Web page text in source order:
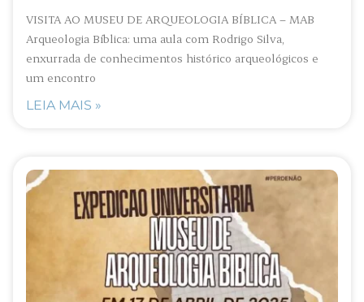
VISITA AO MUSEU DE ARQUEOLOGIA BÍBLICA – MAB
Arqueologia Bíblica: uma aula com Rodrigo Silva,
enxurrada de conhecimentos histórico arqueológicos e
um encontro
LEIA MAIS »